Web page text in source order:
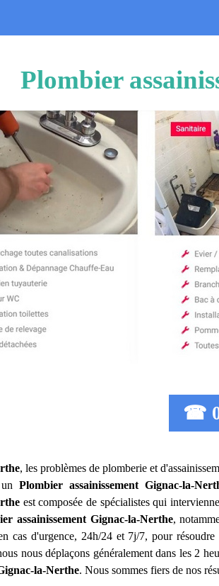
Plombier
☎
, les problèmes de plomberie et
unPlombier assainissement Gignac-la-
est composée de spécialistes qui
assainissement Gignac-la-Nerthe,
cas d'urgence, 24h/24 et 7j/7, pour
nous déplaçons généralement dans les 2
la-Nerthe. Nous sommes fiers de nos